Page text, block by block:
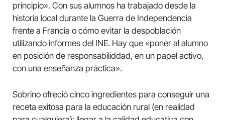
principio». Con sus alumnos ha trabajado desde la
historia local durante la Guerra de Independencia
frente a Francia o cómo evitar la despoblación
utilizando informes del INE. Hay que «poner al alumno
en posición de responsabiliddad, en un papel activo,
con una enseñanza práctica».
Sobrino ofreció cinco ingredientes para conseguir una
receta exitosa para la educación rural (en realidad